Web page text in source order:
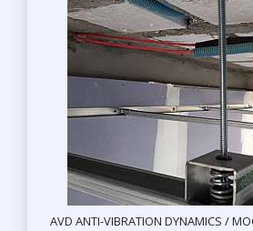
AVD ANTI-VIBRATION DYNAMICS /